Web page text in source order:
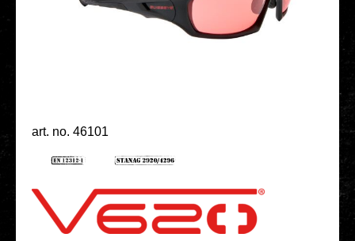
art. no. 46101